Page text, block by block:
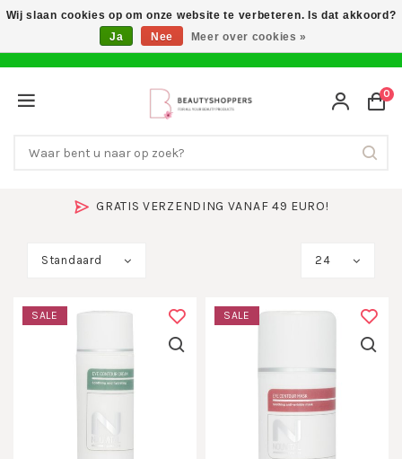
GRATIS VERZENDING VANAF 49 EURO!
0
Standaard 24
SALE SALE
Wij slaan cookies op om onze website te verbeteren. Is dat akkoord?
Ja
Nee Meer over cookies »